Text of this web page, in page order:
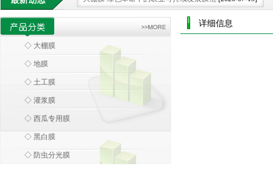
科技领航 大棚膜为农业发展注入创新膜力
借科技之力 大棚膜重塑现代农业种植新格局.[2026-06-08]
大棚膜 科技浪潮中农业设施的智慧蜕变
环保大棚膜 引领农业走向绿色可持续新未来.
◇ 大棚膜
◇ 地膜
◇ 土工膜
◇ 灌浆膜
◇ 西瓜专用膜
◇ 黑白膜
◇ 防虫分光膜
详细信息